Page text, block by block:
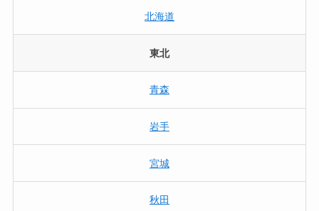
北海道
東北
青森
岩手
宮城
秋田